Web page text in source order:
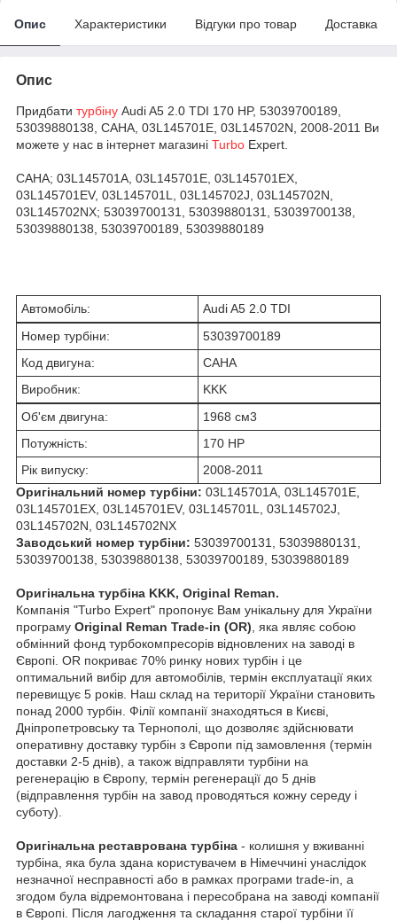
Опис Характеристики Відгуки про товар Доставка
Опис
Придбати турбіну Audi A5 2.0 TDI 170 HP, 53039700189,
53039880138, CAHA, 03L145701E, 03L145702N, 2008-2011 Ви
можете у нас в інтернет магазині Turbo Expert.
CAHA; 03L145701A, 03L145701E, 03L145701EX,
03L145701EV, 03L145701L, 03L145702J, 03L145702N,
03L145702NX; 53039700131, 53039880131, 53039700138,
53039880138, 53039700189, 53039880189
Автомобіль:
Audi A5 2.0 TDI
Номер турбіни:
53039700189
Код двигуна:
CAHA
Виробник:
KKK
Об'єм двигуна:
1968 см3
Потужність:
170 HP
Рік випуску:
2008-2011
Оригінальний номер турбіни: 03L145701A, 03L145701E,
03L145701EX, 03L145701EV, 03L145701L, 03L145702J,
03L145702N, 03L145702NX
Заводський номер турбіни: 53039700131, 53039880131,
53039700138, 53039880138, 53039700189, 53039880189
Оригінальна турбіна KKK, Original Reman.
Компанія "Turbo Expert" пропонує Вам унікальну для України
програму Original Reman Trade-in (OR) , яка являє собою
обмінний фонд турбокомпресорів відновлених на заводі в
Європі. OR покриває 70% ринку нових турбін і це
оптимальний вибір для автомобілів, термін експлуатації яких
перевищує 5 років. Наш склад на території України становить
понад 2000 турбін. Філії компанії знаходяться в Києві,
Дніпропетровську та Тернополі, що дозволяє здійснювати
оперативну доставку турбін з Європи під замовлення (термін
доставки 2-5 днів), а також відправляти турбіни на
регенерацію в Європу, термін регенерації до 5 днів
(відправлення турбін на завод проводяться кожну середу і
суботу).
Оригінальна реставрована турбіна - колишня у вживанні
турбіна, яка була здана користувачем в Німеччині унаслідок
незначної несправності або в рамках програми trade-in, а
згодом була відремонтована і пересобрана на заводі компанії
в Європі. Після лагодження та складання старої турбіни її